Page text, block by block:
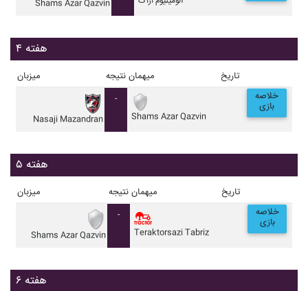
Shams Azar Qazvin
هفته ۴
میزبان نتیجه میهمان تاریخ
Nasaji Mazandran
-
Shams Azar Qazvin
خلاصه
بازی
هفته ۵
میزبان نتیجه میهمان تاریخ
Shams Azar Qazvin
-
Teraktorsazi Tabriz
خلاصه
بازی
هفته ۶